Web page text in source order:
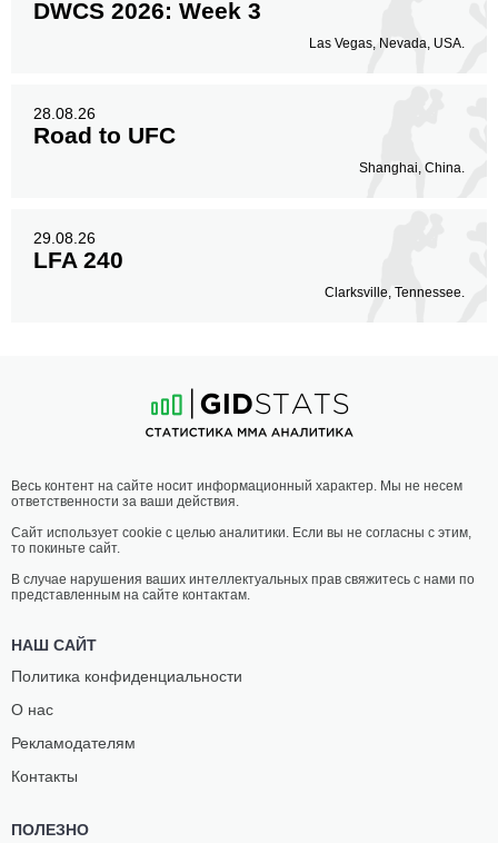
DWCS 2026: Week 3
Las Vegas, Nevada, USA.
28.08.26
Road to UFC
Shanghai, China.
29.08.26
LFA 240
Clarksville, Tennessee.
Весь контент на сайте носит информационный характер. Мы не несем
ответственности за ваши действия.
Сайт использует cookie с целью аналитики. Если вы не согласны с этим,
то покиньте сайт.
В случае нарушения ваших интеллектуальных прав свяжитесь с нами по
представленным на сайте контактам.
НАШ САЙТ
Политика конфиденциальности
О нас
Рекламодателям
Контакты
ПОЛЕЗНО